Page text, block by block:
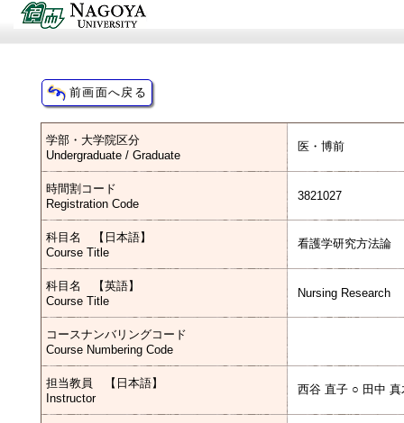
学部・大学院区分
Undergraduate / Graduate
医・博前
時間割コード
Registration Code
3821027
科目名 【日本語】
Course Title
看護学研究方法論
科目名 【英語】
Course Title
Nursing Research
コースナンバリングコード
Course Numbering Code
担当教員 【日本語】
Instructor
西谷 直子 ○ 田中